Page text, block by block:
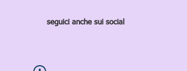
seguici anche sui social